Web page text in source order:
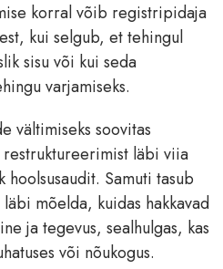
korral võib registripidaja
kui selgub, et tehingul
sisu või kui seda
varjamiseks.
vältimiseks soovitas
läbi viia
Samuti tasub
mõelda, kuidas hakkavad
ja tegevus, sealhulgas, kas
või nõukogus.